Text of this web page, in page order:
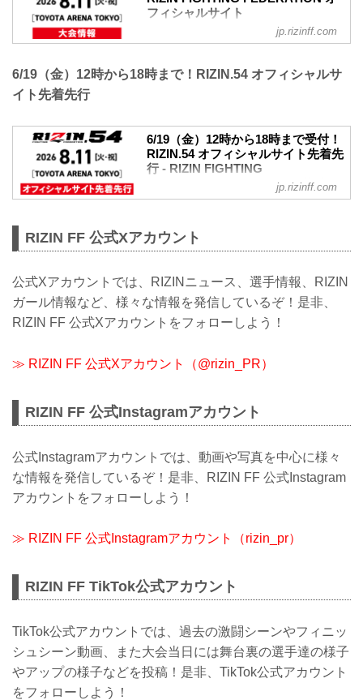
フィシャルサイト
2026年8月11日（火・祝）12:00開場（予
定）／14:00開始（予定）
します。
会場
TOYOTA ARENA TOKYO
電車でお越しの方
新交通ゆりかもめ 「青海」駅 徒歩4分
（244m）
分（339m）
バスでお越しの方
徒歩5分（360m）
東京BRT 「東京テレポート」バス停 徒...
jp.rizinff.com
6/19（金）12時から18時まで！RIZIN.54 オフィシャルサ
イト先着先行
6/19（金）12時から18時まで受付！
RIZIN.54 オフィシャルサイト先着先
行 - RIZIN FIGHTING
FEDERATION オフィシャルサイト
（金）12時から18時までの間、RIZIN.54
のオフィシャルサイト先着先行を受付！
イブ観戦したい方は、お早めにチケット
のお申込みを済ませよう！
RIZIN.54 大会概要
開催日時
定）／14:00開始（予定）
※開場・開始時間は予定です。決定次第
します。
...
jp.rizinff.com
RIZIN FF 公式Xアカウント
公式Xアカウントでは、RIZINニュース、選手情報、RIZIN
ガール情報など、様々な情報を発信しているぞ！是非、
RIZIN FF 公式Xアカウントをフォローしよう！
≫ RIZIN FF 公式Xアカウント（@rizin_PR）
RIZIN FF 公式Instagramアカウント
公式Instagramアカウントでは、動画や写真を中心に様々
な情報を発信しているぞ！是非、RIZIN FF 公式Instagram
アカウントをフォローしよう！
≫ RIZIN FF 公式Instagramアカウント（rizin_pr）
RIZIN FF TikTok公式アカウント
TikTok公式アカウントでは、過去の激闘シーンやフィニッ
シュシーン動画、また大会当日には舞台裏の選手達の様子
やアップの様子などを投稿！是非、TikTok公式アカウント
をフォローしよう！